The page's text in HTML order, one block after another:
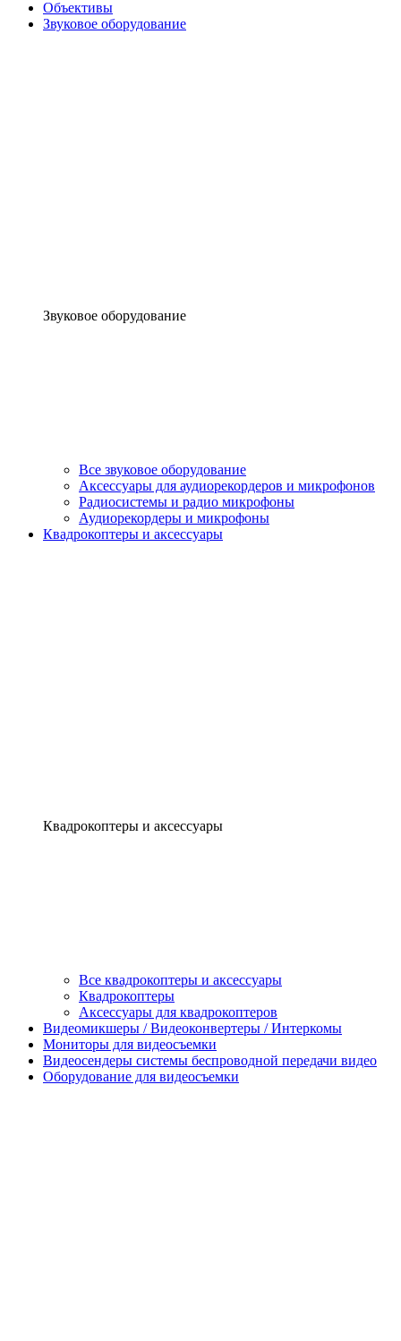
Объективы
Звуковое оборудование
Звуковое оборудование
Все звуковое оборудование
Аксессуары для аудиорекордеров и микрофонов
Радиосистемы и радио микрофоны
Аудиорекордеры и микрофоны
Квадрокоптеры и аксессуары
Квадрокоптеры и аксессуары
Все квадрокоптеры и аксессуары
Квадрокоптеры
Аксессуары для квадрокоптеров
Видеомикшеры / Видеоконвертеры / Интеркомы
Мониторы для видеосъемки
Видеосендеры системы беспроводной передачи видео
Оборудование для видеосъемки